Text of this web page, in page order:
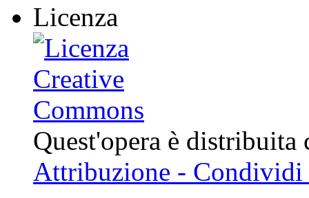
Licenza
Quest'opera è
Attribuzione - Condividi